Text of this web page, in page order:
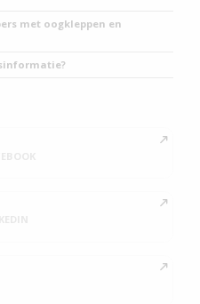
met oogkleppen en